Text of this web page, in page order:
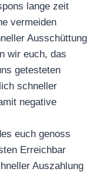
lange zeit
vermeiden
Ausschüttung
wir euch, das
getesteten
schneller
negative
euch genoss
Erreichbar
Auszahlung